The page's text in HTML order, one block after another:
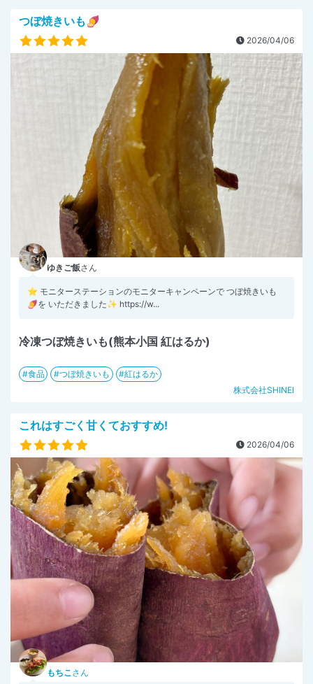
つぼ焼きいも🍠
2026/04/06
ゆきご飯さん
⭐︎ モニターステーションのモニターキャンペーンで つぼ焼きいも
🍠を いただきました✨ https://w...
冷凍つぼ焼きいも(熊本小国 紅はるか)
食品 つぼ焼きいも
紅はるか
株式会社SHINEI
これはすごく甘くておすすめ!
2026/04/06
もちこ さん